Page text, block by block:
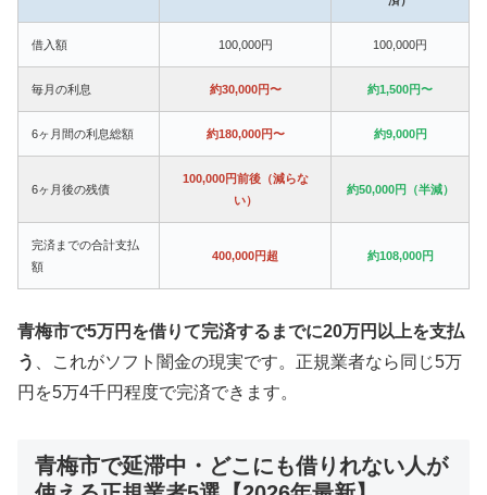
借入額 100,000円 100,000円
毎月の利息 約30,000円〜 約1,500円〜
6ヶ月間の利息総額 約180,000円〜 約9,000円
6ヶ月後の残債
100,000円前後（減らな
い）
約50,000円（半減）
完済までの合計支払
額
400,000円超 約108,000円
青梅市で5万円を借りて完済するまでに20万円以上を支払
う
、これがソフト闇金の現実です。正規業者なら同じ5万
円を5万4千円程度で完済できます。
青梅市で延滞中・どこにも借りれない人が